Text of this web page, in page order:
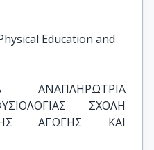
Education and
ΑΝΑΠΛΗΡΩΤΡΙΑ
ΣΧΟΛΗ
ΑΓΩΓΗΣ ΚΑΙ